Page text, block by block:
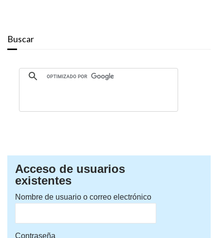
Buscar
Acceso de usuarios
existentes
Nombre de usuario o correo electrónico
Contraseña